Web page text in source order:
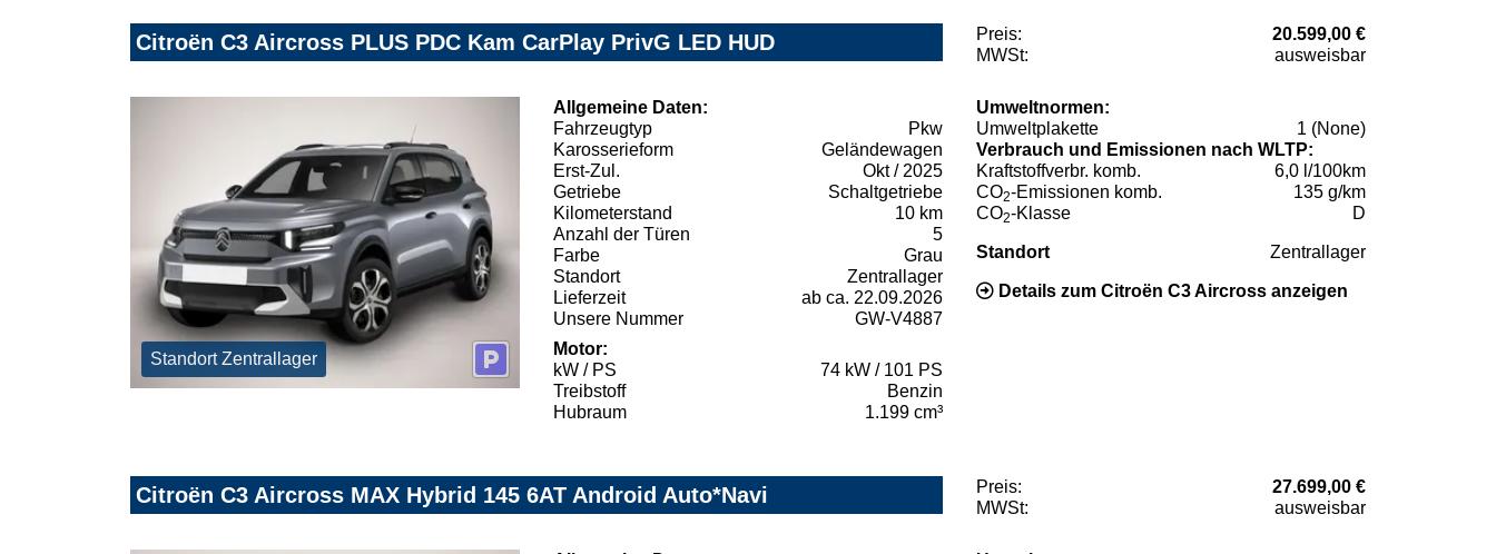
Citroën C3 Aircross PLUS PDC Kam CarPlay PrivG LED HUD Preis:
20.599,00 €
MWSt:
ausweisbar
Standort Zentrallager
Allgemeine Daten:
Fahrzeugtyp
Pkw
Karosserieform
Geländewagen
Erst-Zul.
Okt / 2025
Getriebe
Schaltgetriebe
Kilometerstand
10 km
Anzahl der Türen
5
Farbe
Grau
Standort
Zentrallager
Lieferzeit
ab ca. 22.09.2026
Unsere Nummer
GW-V4887
Motor:
kW / PS
74 kW / 101 PS
Treibstoff
Benzin
Hubraum
1.199 cm³
Umweltnormen:
Umweltplakette
1 (None)
Verbrauch und Emissionen nach WLTP:
Kraftstoffverbr. komb.
6,0 l/100km
CO2-Emissionen komb.
135 g/km
CO2-Klasse D
Standort Zentrallager
Details zum Citroën C3 Aircross anzeigen
Citroën C3 Aircross MAX Hybrid 145 6AT Android Auto*Navi Preis:
27.699,00 €
MWSt:
ausweisbar